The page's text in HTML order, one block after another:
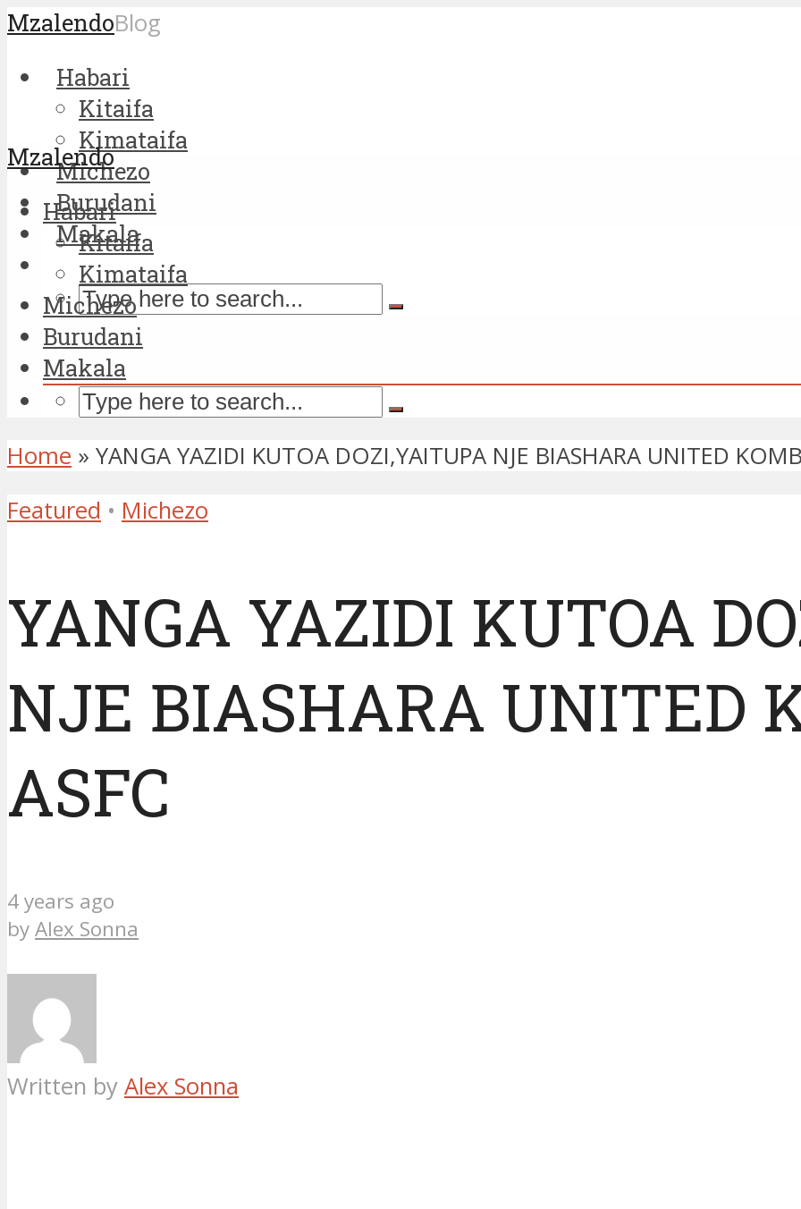
MzalendoBlog
Habari
Kitaifa
Kimataifa
Michezo
Burudani
Makala
Mzalendo
Habari
Kitaifa
Kimataifa
Michezo
Burudani
Makala
Home » YANGA YAZIDI KUTOA DOZI,YAITUPA NJE BIASHARA UNITED
Featured • Michezo
YANGA YAZIDI KUTOA
NJE BIASHARA UNITED
ASFC
4 years ago
byAlex Sonna
Written by Alex Sonna